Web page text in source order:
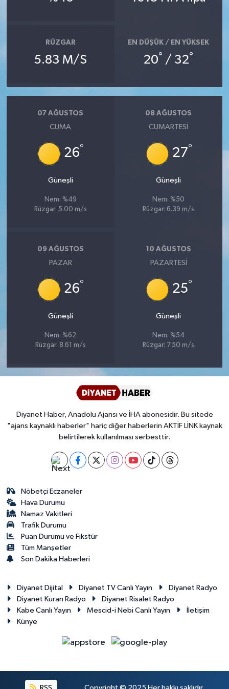
RÜZGAR
5.83 M/S
EN DÜŞÜK / EN YÜKSEK
20° / 32°
07 AĞUSTOS
CUMA
26°
Güneşli
Nem: %49
Rüzgar: 5.00 m/s
08 AĞUSTOS
CUMARTESI
27°
Güneşli
Nem: %50
Rüzgar: 6.39 m/s
09 AĞUSTOS
PAZAR
26°
Güneşli
Nem: %62
Rüzgar: 8.61 m/s
10 AĞUSTOS
PAZARTESI
25°
Güneşli
Nem: %54
Rüzgar: 7.50 m/s
Diyanet Haber, Anadolu Ajansı ve İHA abonesidir. Bu sitede
"ajans kaynaklı haberler" hariç diğer haberlerin AKTİF LİNK kaynak
belirtilerek kullanılması serbesttir.
Nöbetçi Eczaneler
Hava Durumu
Namaz Vakitleri
Trafik Durumu
Puan Durumu ve Fikstür
Tüm Manşetler
Son Dakika Haberleri
Diyanet Dijital Diyanet TV Canlı Yayın
Diyanet Radyo
Diyanet Kuran Radyo
Diyanet Risalet Radyo
Kabe Canlı Yayın
Mescid-i Nebi Canlı Yayın
İletişim
Künye
Çanakkale Müftülüğü
Çankırı Müftülüğü
Çorum Müftülüğü
Denizli Müftülüğü
Düzce Müftülüğü
Edirne Müftülüğü
Elazığ Müftülüğü
Erzincan Müftülüğü
Eskişehir Müftülüğü
Gaziantep Müftülüğü
Giresun Müftülüğü
Gümüşhane Müftülüğü
Hakkari Müftülüğü
Hatay Müftülüğü
Iğdır Müftülüğü
İstanbul Müftülüğü
İzmir Müftülüğü
Podcast
Bilim, Teknoloji
Biyografiler
Diyanet TV
YAŞAM